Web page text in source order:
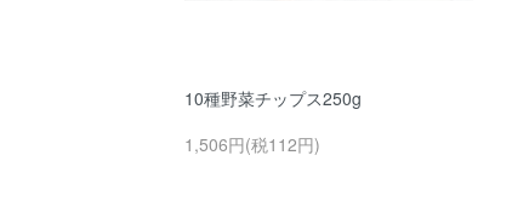
10種野菜チップス250g
1,506円(税112円)